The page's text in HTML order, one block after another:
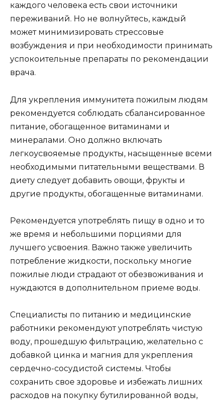
каждого человека есть свои источники
переживаний. Но не волнуйтесь, каждый
может минимизировать стрессовые
возбуждения и при необходимости принимать
успокоительные препараты по рекомендации
врача.
Для укрепления иммунитета пожилым людям
рекомендуется соблюдать сбалансированное
питание, обогащенное витаминами и
минералами. Оно должно включать
легкоусвояемые продукты, насыщенные всеми
необходимыми питательными веществами. В
диету следует добавить овощи, фрукты и
другие продукты, обогащенные витаминами.
Рекомендуется употреблять пищу в одно и то
же время и небольшими порциями для
лучшего усвоения. Важно также увеличить
потребление жидкости, поскольку многие
пожилые люди страдают от обезвоживания и
нуждаются в дополнительном приеме воды.
Специалисты по питанию и медицинские
работники рекомендуют употреблять чистую
воду, прошедшую фильтрацию, желательно с
добавкой цинка и магния для укрепления
сердечно-сосудистой системы. Чтобы
сохранить свое здоровье и избежать лишних
расходов на покупку бутилированной воды,